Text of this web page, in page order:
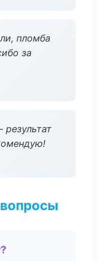
пломба
за